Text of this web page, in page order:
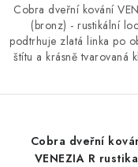
Cobra dveřní kování
(bronz) - rustikální
podtrhuje zlatá linka po
štítu a krásně tvarovaná
Cobra dveřní
VENEZIA R